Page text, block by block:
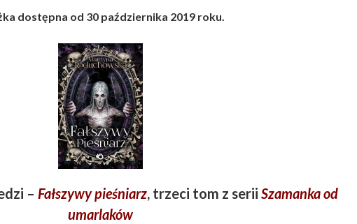
dostępna od 30 października 2019 roku.
– Fałszywy pieśniarz, trzeci tom z serii Szamanka od
umarlaków